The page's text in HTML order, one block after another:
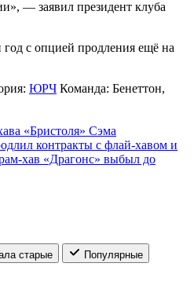
— заявил президент клуба
год с опцией продления ещё на
ЮРЧ Команда: Бенеттон,
«Бристоля» Сэма
контракты с флай-хавом и
хав «Драгонс» выбыл до
старые Популярные